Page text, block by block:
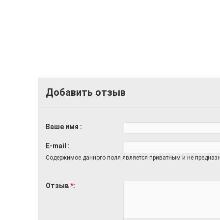
Добавить отзыв
Ваше имя
E-mail
Содержимое данного поля является приватным и не
Отзыв*